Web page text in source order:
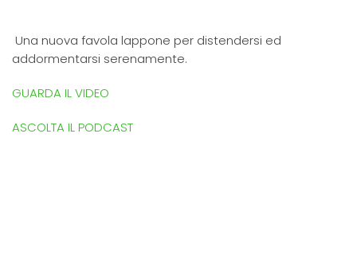
Una nuova favola lappone per distendersi ed
addormentarsi serenamente.
GUARDA IL VIDEO
ASCOLTA IL PODCAST